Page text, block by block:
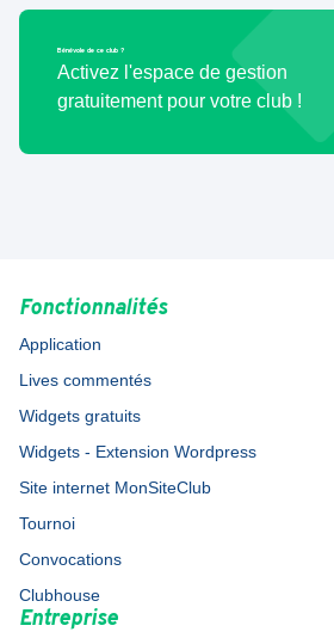
Bénévole de ce club ?
Activez l'espace de gestion
gratuitement pour votre club !
Fonctionnalités
Application
Lives commentés
Widgets gratuits
Widgets - Extension Wordpress
Site internet MonSiteClub
Tournoi
Convocations
Clubhouse
Entreprise